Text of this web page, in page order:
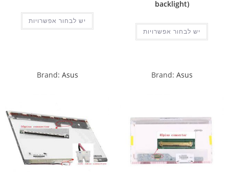
backlight)
יש לבחור אפשרויות
יש לבחור אפשרויות
Brand: Asus
Brand: Asus